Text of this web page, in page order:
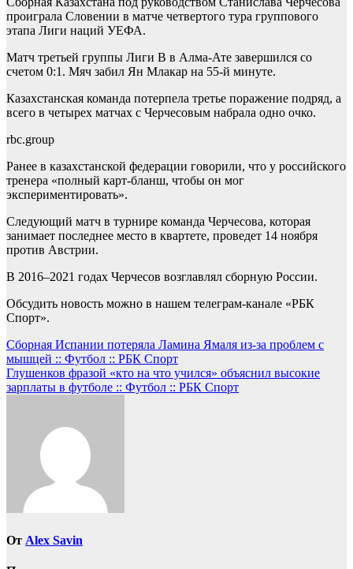
проиграла Словении в матче четвертого тура группового
этапа Лиги наций УЕФА.
Матч третьей группы Лиги B в Алма-Ате завершился со
счетом 0:1. Мяч забил Ян Млакар на 55-й минуте.
Казахстанская команда потерпела третье поражение подряд, а
всего в четырех матчах с Черчесовым набрала одно очко.
rbc.group
Ранее в казахстанской федерации говорили, что у российского
тренера «полный карт-бланш, чтобы он мог
экспериментировать».
Следующий матч в турнире команда Черчесова, которая
занимает последнее место в квартете, проведет 14 ноября
против Австрии.
В 2016–2021 годах Черчесов возглавлял сборную России.
Обсудить новость можно в нашем телеграм-канале «РБК
Спорт».
Навигация
по
записям
Сборная Испании потеряла Ламина Ямаля из-за проблем с
мышцей :: Футбол :: РБК Спорт
Глушенков фразой «кто на что учился» объяснил высокие
зарплаты в футболе :: Футбол :: РБК Спорт
От Alex Savin